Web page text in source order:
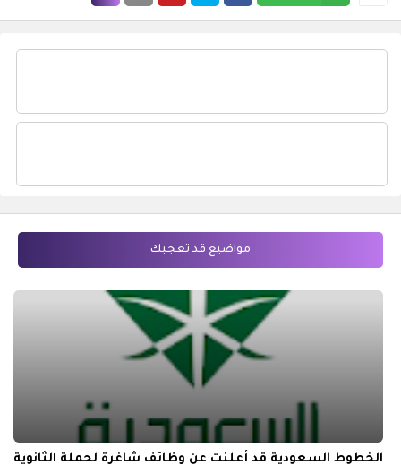
مواضيع قد تعجبك
الخطوط السعودية قد أعلنت عن وظائف شاغرة لحملة الثانوية